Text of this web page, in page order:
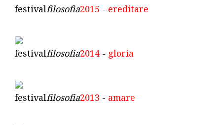
festivalfilosofia2015 - ereditare
festivalfilosofia2014 - gloria
festivalfilosofia2013 - amare